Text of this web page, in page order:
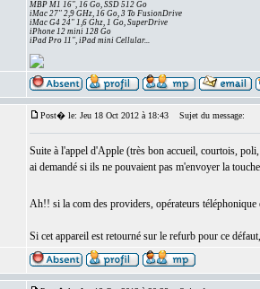
MBP M1 16", 16 Go, SSD 512 Go
iMac 27" 2,9 GHz, 16 Go, 3 To FusionDrive
iMac G4 24" 1,6 Ghz, 1 Go, SuperDrive
iPhone 12 mini 128 Go
iPad Pro 11", iPad mini Cellular...
Post� le: Jeu 18 Oct 2012 à 18:43 Sujet du message:
Suite à l'appel d'Apple (très bon accueil, courtois,
ai demandé si ils ne pouvaient pas m'envoyer la
Ah!! si la com des providers, opérateurs téléphonique
Si cet appareil est retourné sur le refurb pour ce